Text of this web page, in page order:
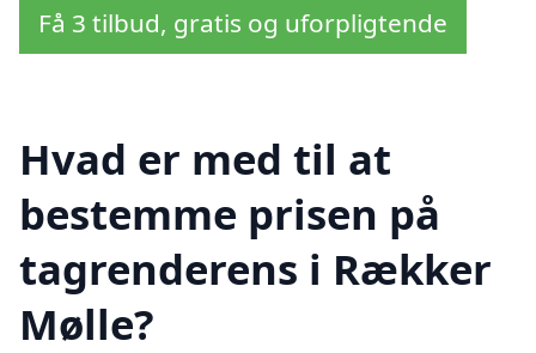
Få 3 tilbud, gratis og uforpligtende
Hvad er med til at
bestemme prisen på
tagrenderens i Rækker
Mølle?